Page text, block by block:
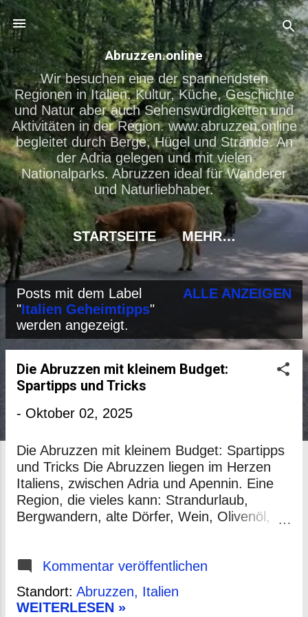
Direkt zum Hauptbereich
Abruzzen.online
Wir besuchen eine der spannendsten
Regionen in Italien. Kultur, Küche, Geschichte
und Natur aber auch Sehenswürdigkeiten und
Aktivitäten in der Region. www.abruzzen.online
begleitet durch Berge, Hügel und Strände. An
der Adria gelegen und mit vielen
Nationalparks. Abruzzen ideal für Wanderer
und Naturliebhaber.
STARTSEITE MEHR…
P
o
s
Posts mit dem Label
"Italien Geheimtipps"
werden angezeigt.
ALLE ANZEIGEN
Die Abruzzen mit kleinem Budget:
Spartipps und Tricks
- Oktober 02, 2025
Die Abruzzen mit kleinem Budget: Spartipps
und Tricks Die Abruzzen liegen im Herzen
Italiens, zwischen Adria und Apennin. Eine
Region, die vieles kann: Strandurlaub,
Bergwandern, alte Dörfer, Wein, Olivenöl,
merkt schnell: Die Abruzzen gehören zu den
günstigeren Ecken Italiens – fernab vom
Massentourismus von Toskana, Gardasee
Kommentar veröffentlichen
Standort: Abruzzen, Italien
WEITERLESEN »